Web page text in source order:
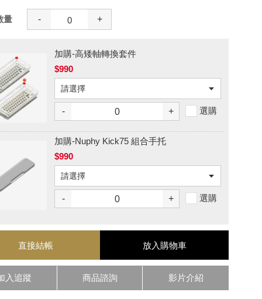
量 - +
加購-高矮軸轉換套件
$990
- + 選購
加購-Nuphy Kick75 組合手托
$990
- + 選購
直接結帳 放入購物車
入追蹤 商品諮詢 影片介紹